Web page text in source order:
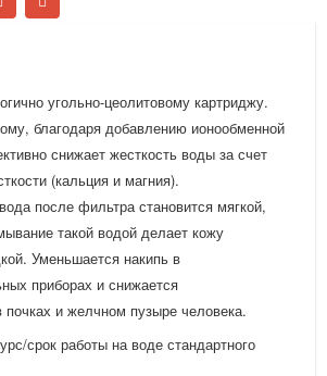
угольно-цеолитовому картриджу.
благодаря добавлению ионообменной
снижает жесткость воды за счет
(кальция и магния).
после фильтра становится мягкой,
такой водой делает кожу
Уменьшается накипь в
приборах и снижается
почках и желчном пузыре человека.
срок работы на воде стандартного